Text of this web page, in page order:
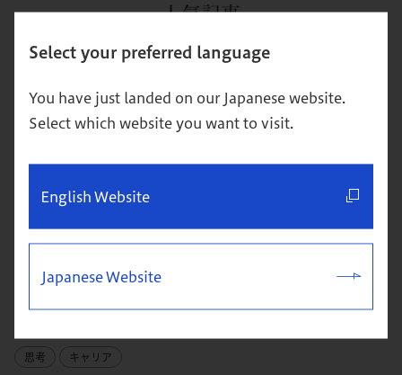
Select your preferred language
You have just landed on our Japanese website.
Select which website you want to visit.
English Website
Japanese Website
人気記事
思考 キャリア